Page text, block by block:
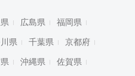
広島県 福岡県
県 千葉県 京都府
沖縄県 佐賀県